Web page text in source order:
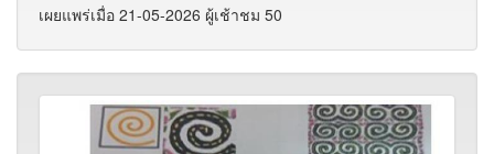
เผยแพร่เมื่อ 21-05-2026 ผู้เช้าชม 50